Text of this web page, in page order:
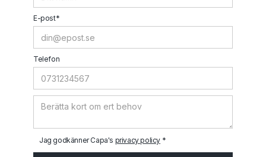
E-post*
Telefon
Jag godkänner Capa's privacy policy *